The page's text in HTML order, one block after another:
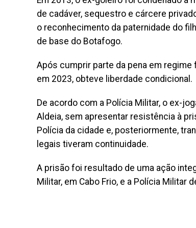
de cadáver, sequestro e cárcere
o reconhecimento da paternidade do
de base do Botafogo.
Após cumprir parte da pena em
em 2023, obteve liberdade condicional.
De acordo com a Polícia Militar, o ex-
Aldeia, sem apresentar resistência à
Polícia da cidade e, posteriormente,
legais tiveram continuidade.
A prisão foi resultado de uma ação
Militar, em Cabo Frio, e a Polícia Militar